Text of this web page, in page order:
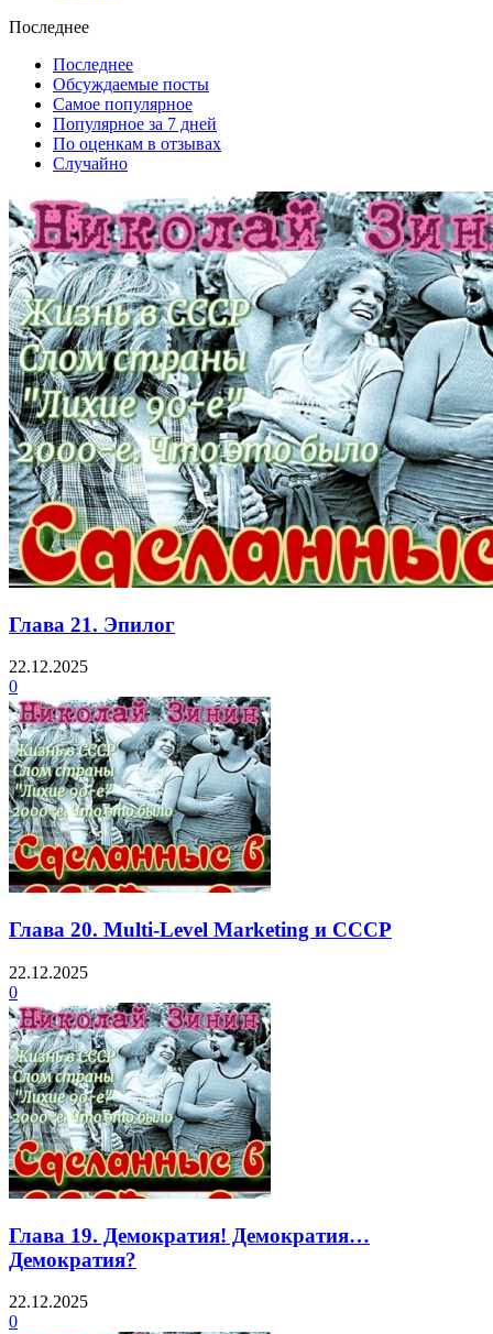
Последнее
Последнее
Обсуждаемые посты
Самое популярное
Популярное за 7 дней
По оценкам в отзывах
Случайно
Глава 21. Эпилог
22.12.2025
0
Глава 20. Multi-Level Marketing и СССР
22.12.2025
0
Глава 19. Демократия! Демократия…
Демократия?
22.12.2025
0